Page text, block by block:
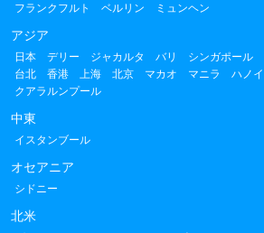
フランクフルト
ベルリン ミュンヘン
アジア
日本 デリー ジャカルタ バリ シンガポール
台北
香港 上海 北京 マカオ マニラ ハノイ
クアラルンプール
中東
イスタンブール
オセアニア
シドニー
北米